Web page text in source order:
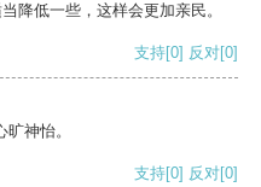
降低一些，这样会更加亲民。
支持[0] 反对[0]
神怡。
支持[0] 反对[0]